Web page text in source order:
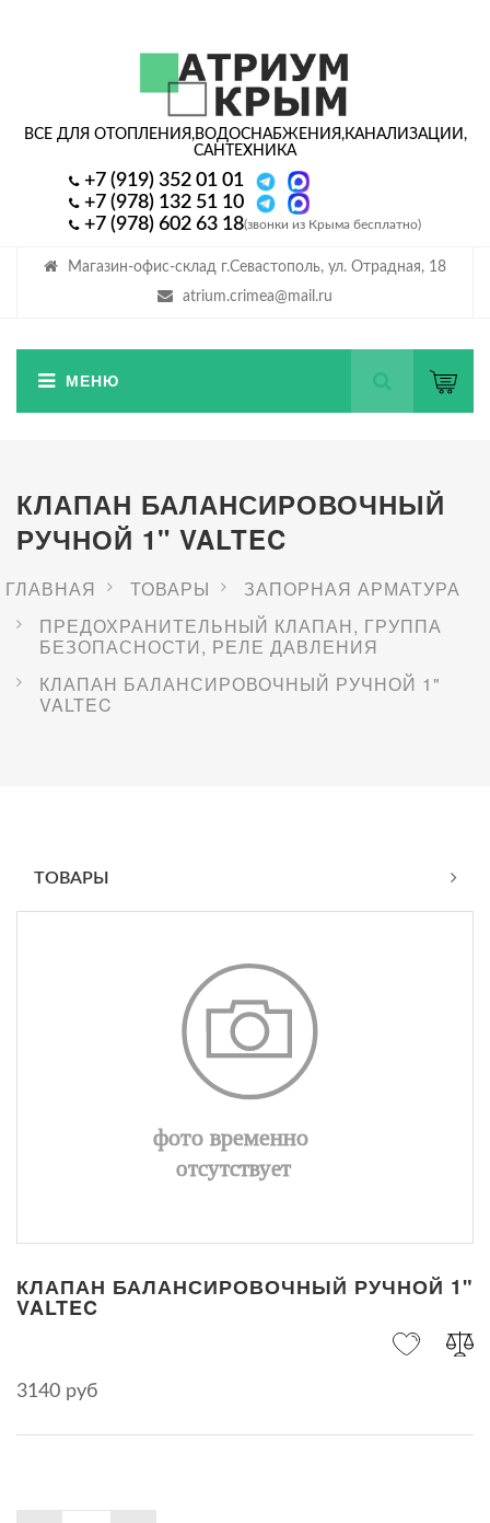
Магазин-офис-склад г.Севастополь, ул. Отрадная, 18
atrium.crimea@mail.ru
ВСЕ ДЛЯ ОТОПЛЕНИЯ,ВОДОСНАБЖЕНИЯ,КАНАЛИЗАЦИИ,
САНТЕХНИКА
+7 (919) 352 01 01
+7 (978) 132 51 10
+7 (978) 602 63 18(звонки из Крыма бесплатно)
КЛАПАН БАЛАНСИРОВОЧНЫЙ
РУЧНОЙ 1" VALTEC
ГЛАВНАЯ ТОВАРЫ
ЗАПОРНАЯ АРМАТУРА
ПРЕДОХРАНИТЕЛЬНЫЙ КЛАПАН, ГРУППА
БЕЗОПАСНОСТИ, РЕЛЕ ДАВЛЕНИЯ
КЛАПАН БАЛАНСИРОВОЧНЫЙ РУЧНОЙ 1"
VALTEC
ТОВАРЫ
КЛАПАН БАЛАНСИРОВОЧНЫЙ РУЧНОЙ 1"
VALTEC
3140 руб